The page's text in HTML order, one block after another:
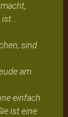
sind
am
einfach
ist eine